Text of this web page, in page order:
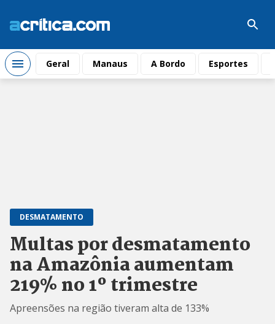
Geral Manaus A Bordo Esportes
DESMATAMENTO
Multas por desmatamento
na Amazônia aumentam
219% no 1º trimestre
Apreensões na região tiveram alta de 133%